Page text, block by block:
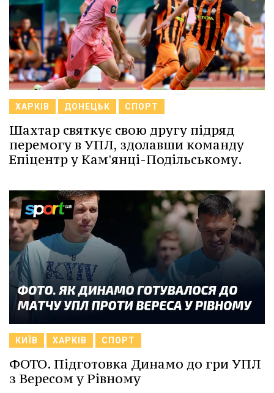
ХАРКІВ ДОНЕЦЬК СПОРТ
Шахтар святкує свою другу підряд
перемогу в УПЛ, здолавши команду
Епіцентр у Кам'янці-Подільському.
КИЇВ ХАРКІВ СПОРТ
ФОТО. Підготовка Динамо до гри УПЛ
з Вересом у Рівному